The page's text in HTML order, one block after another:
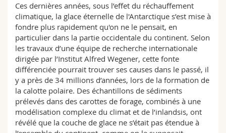
Ces dernières années, sous l’effet du réchauffement
climatique, la glace éternelle de l'Antarctique s’est mise à
fondre plus rapidement qu'on ne le pensait, en
particulier dans la partie occidentale du continent. Selon
les travaux d’une équipe de recherche internationale
dirigée par l’Institut Alfred Wegener, cette fonte
différenciée pourrait trouver ses causes dans le passé, il
y a près de 34 millions d’années, lors de la formation de
la calotte polaire. Des échantillons de sédiments
prélevés dans des carottes de forage, combinés à une
modélisation complexe du climat et de l’inlandsis, ont
révélé que la couche de glace ne s’était pas étendue à